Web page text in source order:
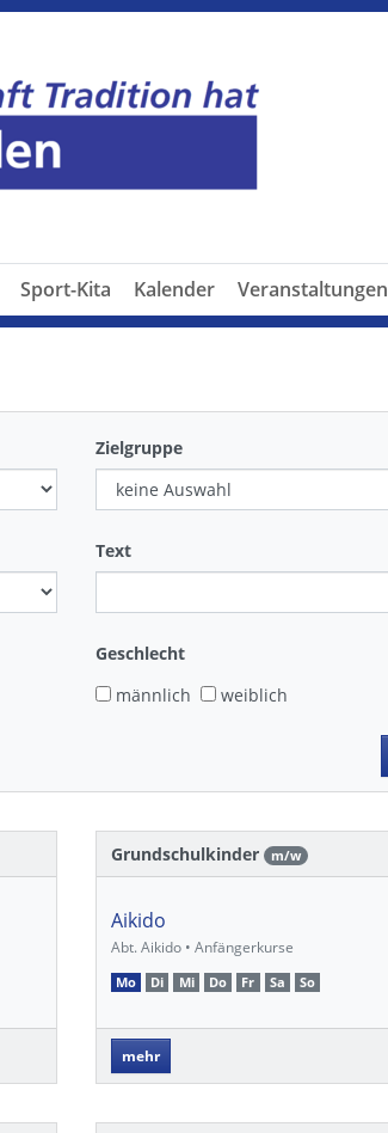
Sport-Kita Kalender Veranstaltungen
Zielgruppe
Text
Geschlecht
männlich
weiblich
Grundschulkinder m/w
Aikido
Abt. Aikido • Anfängerkurse
Mo Di Mi Do Fr Sa So
mehr